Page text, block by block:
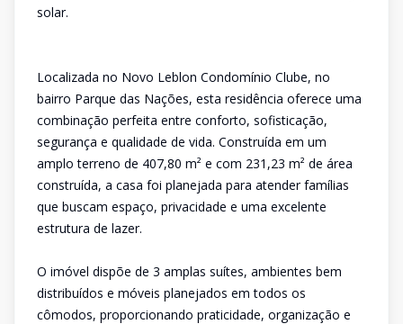
solar.
Localizada no Novo Leblon Condomínio Clube, no
bairro Parque das Nações, esta residência oferece uma
combinação perfeita entre conforto, sofisticação,
segurança e qualidade de vida. Construída em um
amplo terreno de 407,80 m² e com 231,23 m² de área
construída, a casa foi planejada para atender famílias
que buscam espaço, privacidade e uma excelente
estrutura de lazer.
O imóvel dispõe de 3 amplas suítes, ambientes bem
distribuídos e móveis planejados em todos os
cômodos, proporcionando praticidade, organização e